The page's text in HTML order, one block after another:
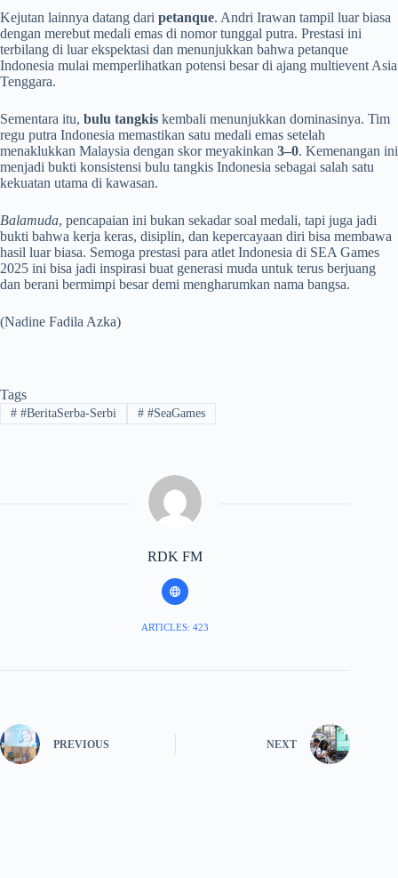
Kejutan lainnya datang dari petanque. Andri Irawan tampil luar biasa
dengan merebut medali emas di nomor tunggal putra. Prestasi ini
terbilang di luar ekspektasi dan menunjukkan bahwa petanque
Indonesia mulai memperlihatkan potensi besar di ajang multievent Asia
Tenggara.
Sementara itu, bulu tangkis kembali menunjukkan dominasinya. Tim
regu putra Indonesia memastikan satu medali emas setelah
menaklukkan Malaysia dengan skor meyakinkan 3–0. Kemenangan ini
menjadi bukti konsistensi bulu tangkis Indonesia sebagai salah satu
kekuatan utama di kawasan.
Balamuda, pencapaian ini bukan sekadar soal medali, tapi juga jadi
bukti bahwa kerja keras, disiplin, dan kepercayaan diri bisa membawa
hasil luar biasa. Semoga prestasi para atlet Indonesia di SEA Games
2025 ini bisa jadi inspirasi buat generasi muda untuk terus berjuang
dan berani bermimpi besar demi mengharumkan nama bangsa.
(Nadine Fadila Azka)
Tags
##BeritaSerba-Serbi ##SeaGames
RDK FM
ARTICLES: 423
PREVIOUS NEXT